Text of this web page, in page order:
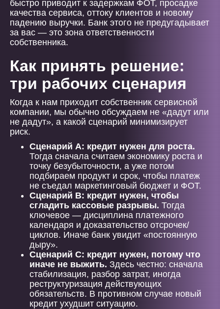
быстро приводит к задержкам ФОТ, просадке
качества сервиса, оттоку клиентов и новому
падению выручки. Банк этого не предугадывает
за вас — это зона ответственности
собственника.
Как принять решение:
три рабочих сценария
Когда к нам приходит собственник сервисной
компании, мы обычно обсуждаем не «дадут или
не дадут», а какой сценарий минимизирует
риск.
Сценарий А: кредит нужен для роста.
Тогда сначала считаем экономику роста и
точку безубыточности, а уже потом
подбираем продукт и срок, чтобы платеж
не съедал маркетинговый бюджет и ФОТ.
Сценарий B: кредит нужен, чтобы
сгладить кассовые разрывы. Тогда
ключевое — дисциплина платежного
календаря и доказательство отсрочек/
циклов. Иначе банк увидит «постоянную
дыру».
Сценарий C: кредит нужен, потому что
иначе не выжить. Здесь честно: сначала
стабилизация, разбор затрат, иногда
реструктуризация действующих
обязательств. В противном случае новый
кредит ухудшит ситуацию.